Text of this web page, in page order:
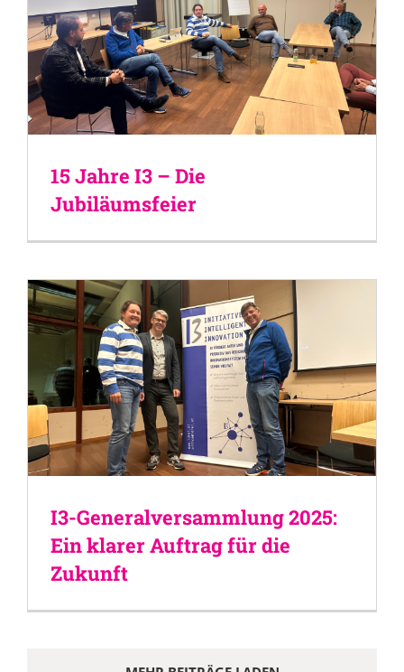
15 Jahre I3 – Die
Jubiläumsfeier
I3-Generalversammlung 2025:
Ein klarer Auftrag für die
Zukunft